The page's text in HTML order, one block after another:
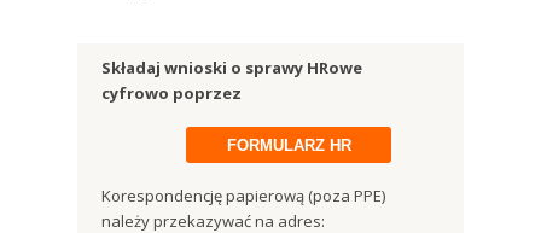
Składaj wnioski o sprawy HRowe
cyfrowo poprzez
FORMULARZ HR
Korespondencję papierową (poza PPE)
należy przekazywać na adres: